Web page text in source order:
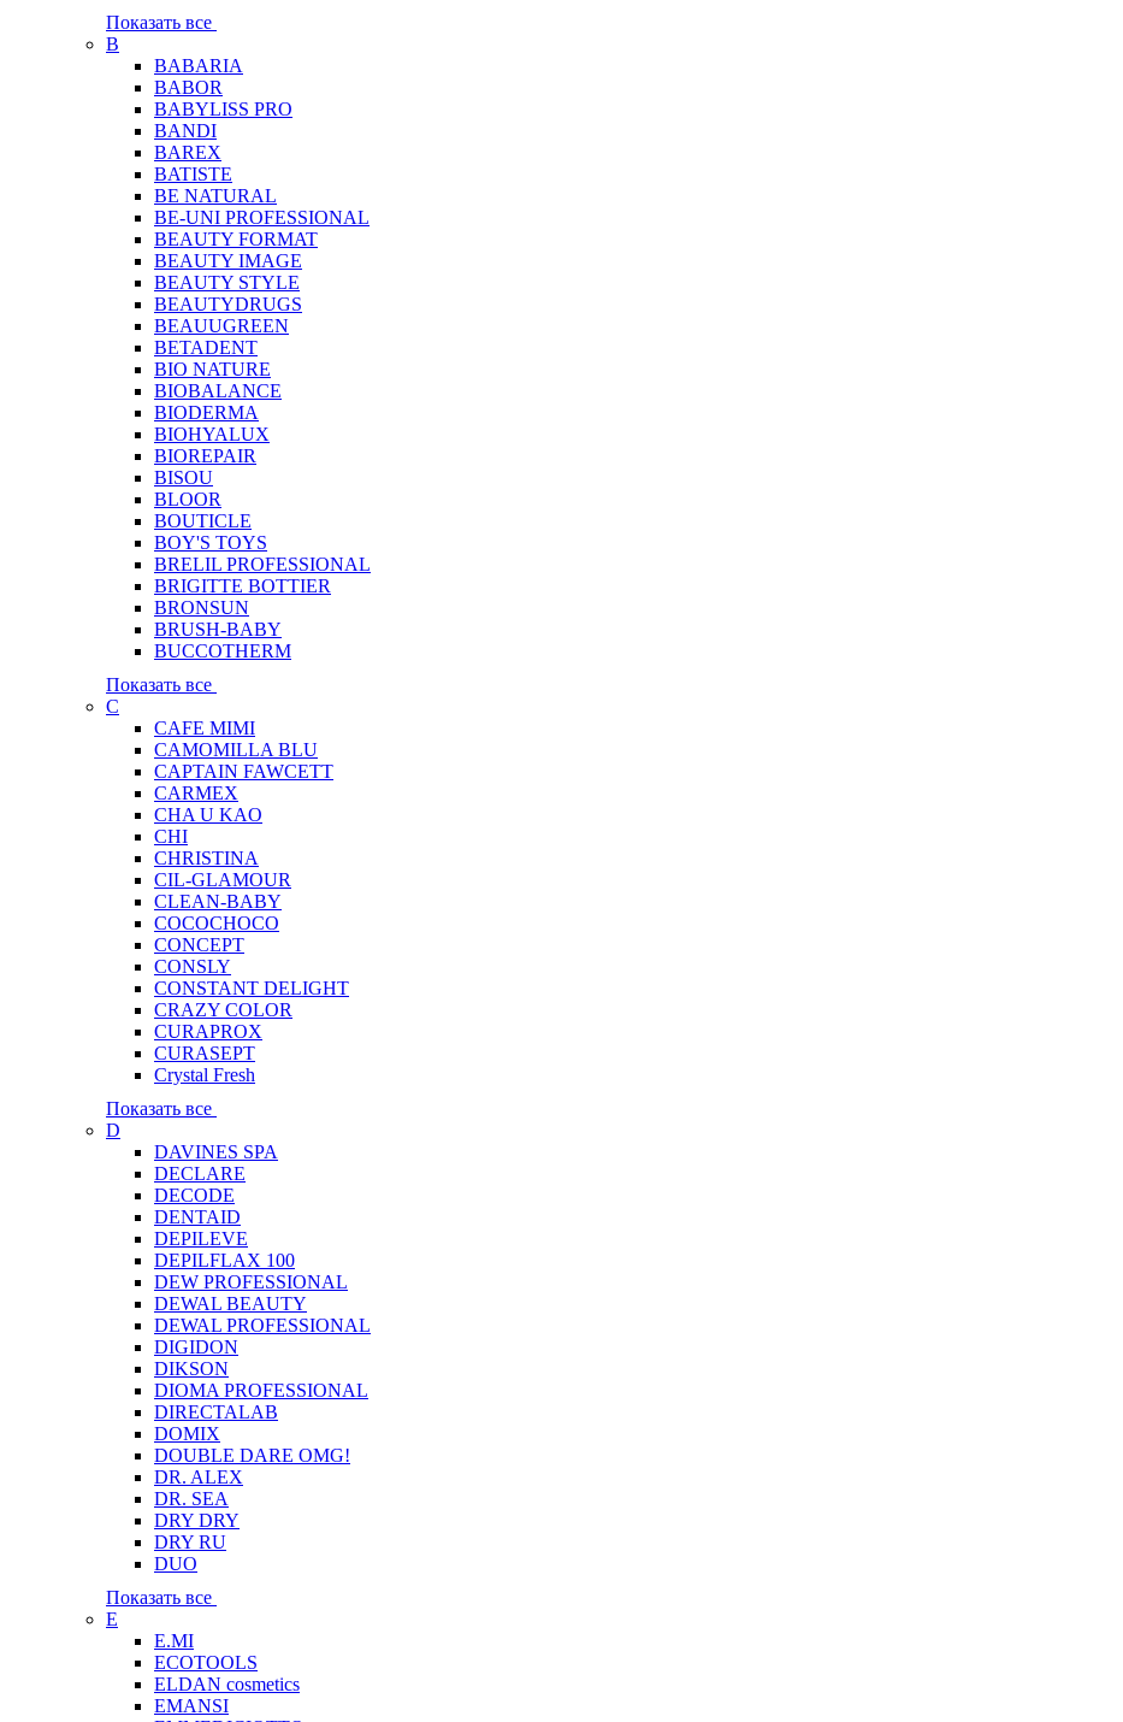
Показать все
B
BABARIA
BABOR
BABYLISS PRO
BANDI
BAREX
BATISTE
BE NATURAL
BE-UNI PROFESSIONAL
BEAUTY FORMAT
BEAUTY IMAGE
BEAUTY STYLE
BEAUTYDRUGS
BEAUUGREEN
BETADENT
BIO NATURE
BIOBALANCE
BIODERMA
BIOHYALUX
BIOREPAIR
BISOU
BLOOR
BOUTICLE
BOY'S TOYS
BRELIL PROFESSIONAL
BRIGITTE BOTTIER
BRONSUN
BRUSH-BABY
BUCCOTHERM
Показать все
C
CAFE MIMI
CAMOMILLA BLU
CAPTAIN FAWCETT
CARMEX
CHA U KAO
CHI
CHRISTINA
CIL-GLAMOUR
CLEAN-BABY
COCOCHOCO
CONCEPT
CONSLY
CONSTANT DELIGHT
CRAZY COLOR
CURAPROX
CURASEPT
Crystal Fresh
Показать все
D
DAVINES SPA
DECLARE
DECODE
DENTAID
DEPILEVE
DEPILFLAX 100
DEW PROFESSIONAL
DEWAL BEAUTY
DEWAL PROFESSIONAL
DIGIDON
DIKSON
DIOMA PROFESSIONAL
DIRECTALAB
DOMIX
DOUBLE DARE OMG!
DR. ALEX
DR. SEA
DRY DRY
DRY RU
DUO
Показать все
E
E.MI
ECOTOOLS
ELDAN cosmetics
EMANSI